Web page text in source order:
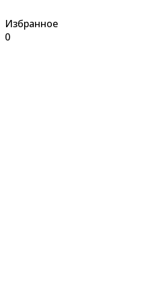
Избранное
0